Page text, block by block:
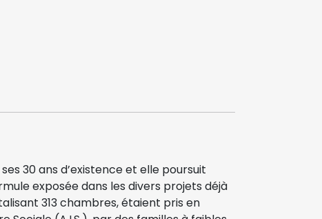
ses 30 ans d’existence et elle poursuit
exposée dans les divers projets déjà
313 chambres, étaient pris en